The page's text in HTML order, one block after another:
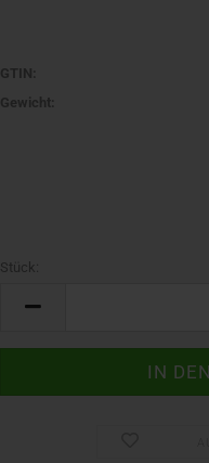
GTIN:
Gewicht:
Stück: